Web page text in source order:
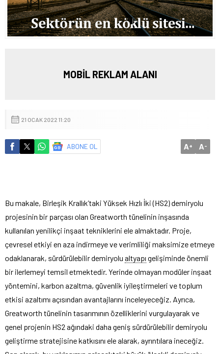
MOBİL REKLAM ALANI
21 OCAK 2022 11:20
ABONE OL A+ A-
Bu makale, Birleşik Krallık’taki Yüksek Hızlı İki (HS2) demiryolu
projesinin bir parçası olan Greatworth tünelinin inşasında
kullanılan yenilikçi inşaat tekniklerini ele almaktadır. Proje,
çevresel etkiyi en aza indirmeye ve verimliliği maksimize etmeye
odaklanarak, sürdürülebilir demiryolu altyapı gelişiminde önemli
bir ilerlemeyi temsil etmektedir. Yerinde olmayan modüler inşaat
yöntemini, karbon azaltma, güvenlik iyileştirmeleri ve toplum
etkisi azaltımı açısından avantajlarını inceleyeceğiz. Ayrıca,
Greatworth tünelinin tasarımının özelliklerini vurgulayarak ve
genel projenin HS2 ağındaki daha geniş sürdürülebilir demiryolu
geliştirme stratejisine katkısını ele alarak, ayrıntılara ineceğiz.